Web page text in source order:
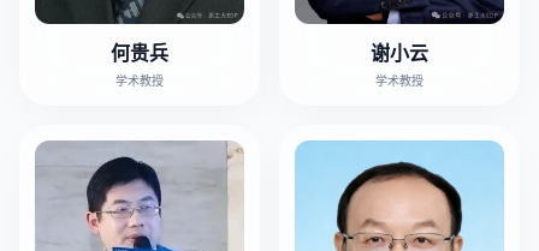
何贵兵
学术教授
谢小云
学术教授